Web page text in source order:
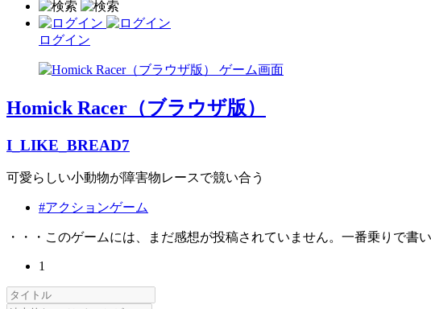
ログイン
Homick Racer（ブラウザ版）
I_LIKE_BREAD7
可愛らしい小動物が障害物レースで競い合う
#アクションゲーム
・・・このゲームには、まだ感想が投稿されていません。一番乗りで書
1